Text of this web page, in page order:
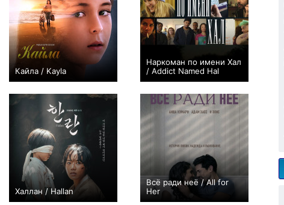
Кайла / Kayla
+1
Наркоман по имени Хал
/ Addict Named Hal
+1
Халлан / Hallan
0
Всё ради неё / All for
Her
0